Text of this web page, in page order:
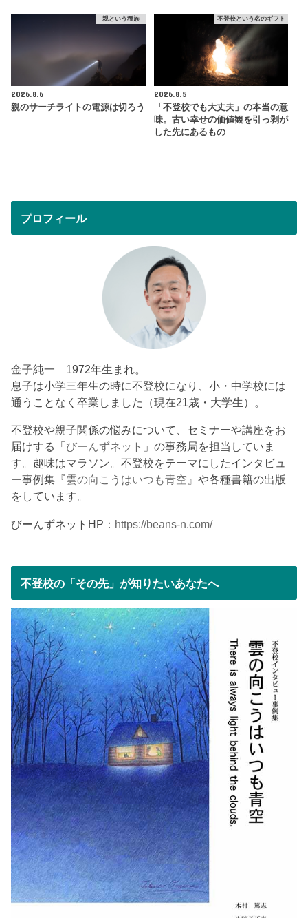
親という種族
2026.8.6
親のサーチライトの電源は切ろう
不登校という名のギフト
2026.8.5
「不登校でも大丈夫」の本当の意
味。古い幸せの価値観を引っ剥が
した先にあるもの
プロフィール
金子純一 1972年生まれ。
息子は小学三年生の時に不登校になり、小・中学校には
通うことなく卒業しました（現在21歳・大学生）。
不登校や親子関係の悩みについて、セミナーや講座をお
届けする「びーんずネット 」の事務局を担当していま
す。趣味はマラソン。不登校をテーマにしたインタビュ
ー事例集『雲の向こうはいつも青空 』や各種書籍の出版
をしています。
びーんずネットHP： https://beans-n.com/
不登校の「その先」が知りたいあなたへ